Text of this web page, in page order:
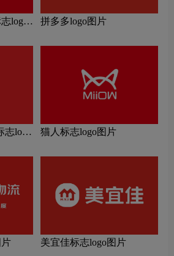
logo
拼多多logo图片
志logo
猫人标志logo图片
美宜佳标志logo图片